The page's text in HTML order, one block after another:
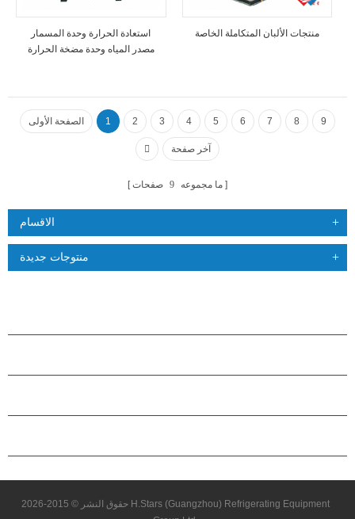
استعادة الحرارة وحدة المسمار
مصدر المياه وحدة مضخة الحرارة
منتجات الألبان المتكاملة الخاصة
الصفحة الأولى 1 2 3 4 5 6 7 8 9
آخر صفحة
ما مجموعه 9 صفحات
الاقسام
منتوجات جديدة
حقوق النشر © 2015-2026 H.Stars (Guangzhou) Refrigerating Equipment